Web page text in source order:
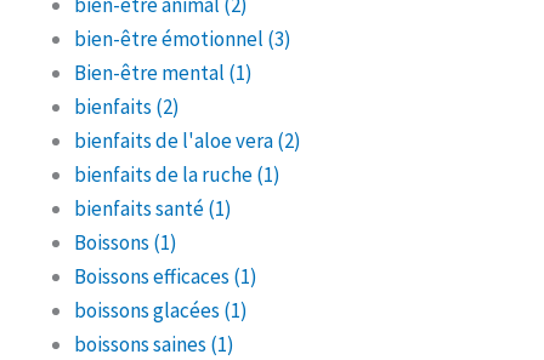
bien-être émotionnel (3)
Bien-être mental (1)
bienfaits (2)
bienfaits de l'aloe vera(2)
bienfaits de la ruche(1)
bienfaits santé(1)
Boissons (1)
Boissons efficaces (1)
boissons glacées (1)
boissons saines (1)